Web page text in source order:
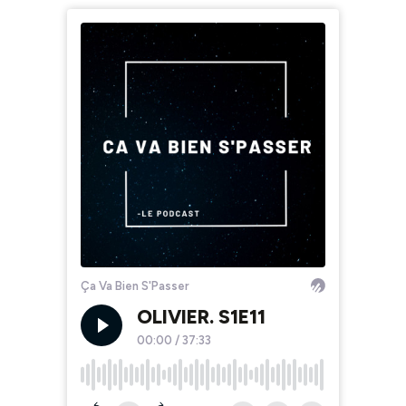
Ça Va Bien S'Passer
OLIVIER. S1E11
00:00 / 37:33